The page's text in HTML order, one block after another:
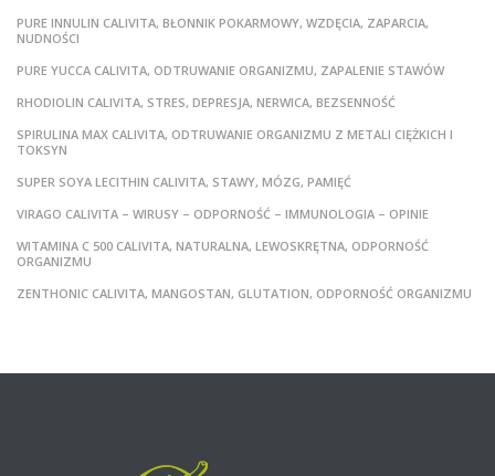
PURE INNULIN CALIVITA, BŁONNIK POKARMOWY, WZDĘCIA, ZAPARCIA,
NUDNOŚCI
PURE YUCCA CALIVITA, ODTRUWANIE ORGANIZMU, ZAPALENIE STAWÓW
RHODIOLIN CALIVITA, STRES, DEPRESJA, NERWICA, BEZSENNOŚĆ
SPIRULINA MAX CALIVITA, ODTRUWANIE ORGANIZMU Z METALI CIĘŻKICH I
TOKSYN
SUPER SOYA LECITHIN CALIVITA, STAWY, MÓZG, PAMIĘĆ
VIRAGO CALIVITA – WIRUSY – ODPORNOŚĆ – IMMUNOLOGIA – OPINIE
WITAMINA C 500 CALIVITA, NATURALNA, LEWOSKRĘTNA, ODPORNOŚĆ
ORGANIZMU
ZENTHONIC CALIVITA, MANGOSTAN, GLUTATION, ODPORNOŚĆ ORGANIZMU